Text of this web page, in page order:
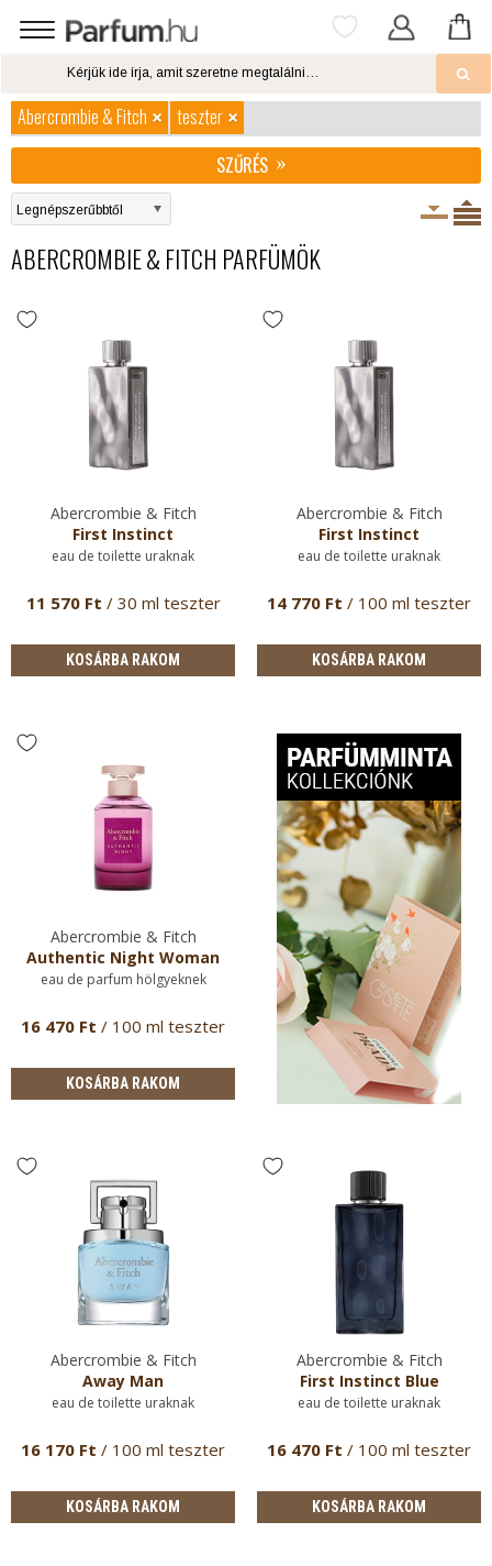
Abercrombie & Fitch
teszter
SZŰRÉS
ABERCROMBIE & FITCH PARFÜMÖK
Abercrombie & Fitch
First Instinct
eau de toilette uraknak
11 570 Ft / 30 ml teszter
KOSÁRBA RAKOM
Abercrombie & Fitch
First Instinct
eau de toilette uraknak
14 770 Ft / 100 ml teszter
KOSÁRBA RAKOM
Abercrombie & Fitch
Authentic Night Woman
eau de parfum hölgyeknek
16 470 Ft / 100 ml teszter
KOSÁRBA RAKOM
Abercrombie & Fitch
Away Man
eau de toilette uraknak
16 170 Ft / 100 ml teszter
KOSÁRBA RAKOM
Abercrombie & Fitch
First Instinct Blue
eau de toilette uraknak
16 470 Ft / 100 ml teszter
KOSÁRBA RAKOM